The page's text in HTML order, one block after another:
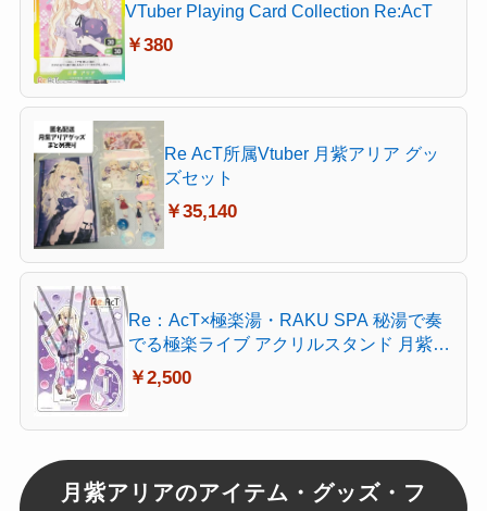
VTuber Playing Card Collection Re:AcT
￥380
Re AcT所属Vtuber 月紫アリア グッ
ズセット
￥35,140
Re：AcT×極楽湯・RAKU SPA 秘湯で奏
でる極楽ライブ アクリルスタンド 月紫ア
リア
￥2,500
月紫アリアのアイテム・グッズ・フ